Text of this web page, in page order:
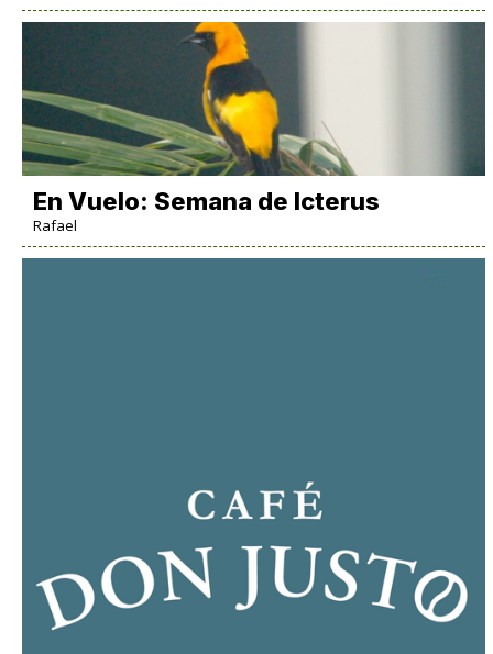
En Vuelo: Semana de Icterus
Rafael